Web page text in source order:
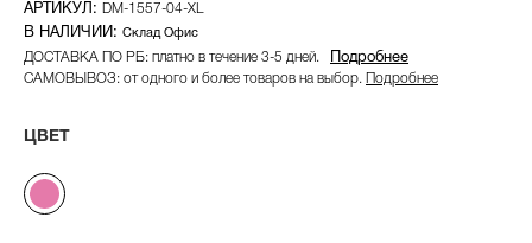
DM-1557-04-XL
Склад Офис
ДОСТАВКА ПО РБ: платно в течение 3-5 дней. Подробнее
САМОВЫВОЗ: от одного и более товаров на выбор. Подробнее
ЦВЕТ